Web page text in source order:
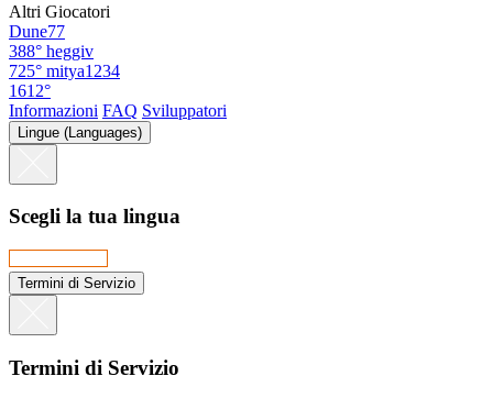
Altri Giocatori
Dune77
388° heggiv
725° mitya1234
1612°
Informazioni FAQ Sviluppatori
Lingue (Languages)
Scegli la tua lingua
Termini di Servizio
Termini di Servizio